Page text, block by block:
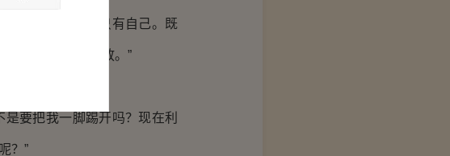
心中我们相信的只有自己。既
！何必死咬着不放。”
以这样啊？
要把我一脚踢开吗？现在利
？”